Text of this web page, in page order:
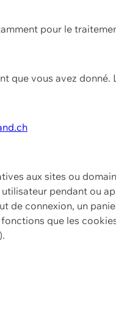
pour le
que vous avez
aux sites ou
pendant ou
de connexion, un
que les